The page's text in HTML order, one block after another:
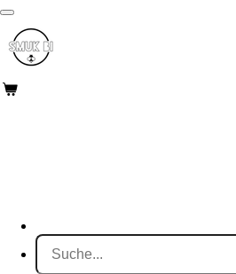
Zum
Hauptinhalt
springen